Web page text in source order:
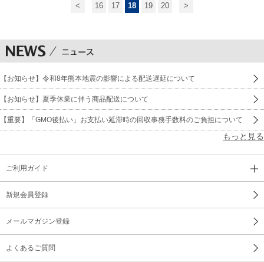
< 16 17 18 19 20 >
【お知らせ】令和8年熊本地震の影響による配送遅延について
【お知らせ】夏季休業に伴う商品配送について
【重要】「GMO後払い」お支払い延滞時の回収事務手数料のご負担について
もっと見る
ご利用ガイド
新規会員登録
メールマガジン登録
よくあるご質問